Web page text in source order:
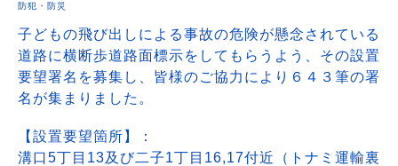
防犯・防災
子どもの飛び出しによる事故の危険が懸念されている
道路に横断歩道路面標示をしてもらうよう、その設置
要望署名を募集し、皆様のご協力により６４３筆の署
名が集まりました。
【設置要望箇所】：
溝口5丁目13及び二子1丁目16,17付近（トナミ運輸裏